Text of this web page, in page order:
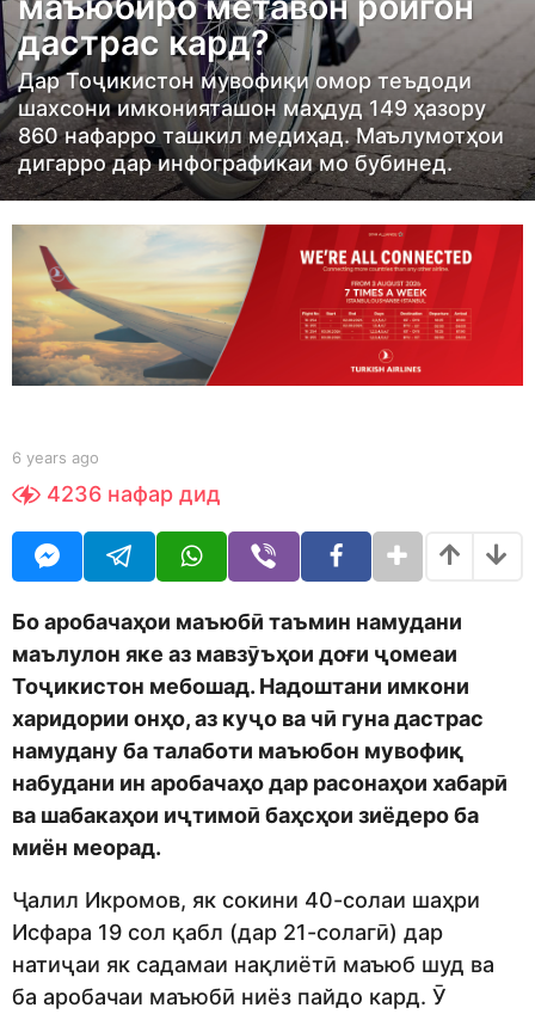
s
a
g
o
6
y
e
a
a
g
o
дастрас кард?
Дар Тоҷикистон мувофиқи омор теъдоди
шахсони имконияташон маҳдуд 149 ҳазору
860 нафарро ташкил медиҳад. Маълумотҳои
дигарро дар инфографикаи мо бубинед.
b
Y
O
R
6 years ago
e
g
4236 нафар дид
Бо аробачаҳои маъюбӣ таъмин намудани
маълулон яке аз мавзӯъҳои доғи ҷомеаи
Тоҷикистон мебошад. Надоштани имкони
харидории онҳо, аз куҷо ва чӣ гуна дастрас
намудану ба талаботи маъюбон мувофиқ
набудани ин аробачаҳо дар расонаҳои хабарӣ
ва шабакаҳои иҷтимоӣ баҳсҳои зиёдеро ба
миён меорад.
Ҷалил Икромов, як сокини 40-солаи шаҳри
Исфара 19 сол қабл (дар 21-солагӣ) дар
натиҷаи як садамаи нақлиётӣ маъюб шуд ва
ба аробачаи маъюбӣ ниёз пайдо кард. Ӯ